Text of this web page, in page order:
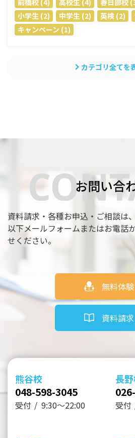
小学生 (2)
中学生 (2) 英検 (2)
キャンペーン (1)
カテゴリ全てを
お問い合
資料請求・各種お申込・ご相談は、
以下メールフォームまたはお電話
せください。
無料体験
資料請求
熊谷校
048-598-3045
受付 9:30～22:00
長
受付